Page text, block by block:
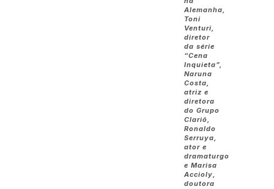
Alemanha,
Toni
Venturi,
diretor
da série
“Cena
Inquieta”,
Naruna
Costa,
atriz e
diretora
do Grupo
Clariô,
Ronaldo
Serruya,
ator e
dramaturgo
e Marisa
Accioly,
doutora